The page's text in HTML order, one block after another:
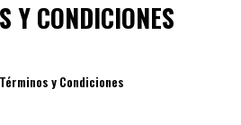
Y CONDICIONES
Términos y Condiciones